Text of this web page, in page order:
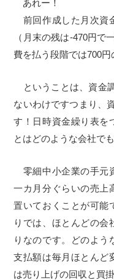
あれー！
前回作成した月次資
（月末の残は-470円で
費を払う段階では700円
ということは、資金
ないわけですつまり、
す！日時資金繰り表を
とはどのような会社で
零細中小企業の手元
一カ月分ぐらいの売上
置いておくことが可能
りでは、ほとんどの会
りなのです。どのよう
支払額は毎月ほとんど
は売り上げの回収と買